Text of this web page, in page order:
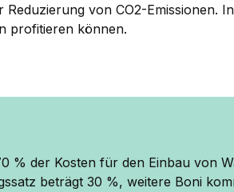
von CO2-Emissionen.
profitieren können.
% der Kosten für den Einbau von
beträgt 30 %, weitere Boni